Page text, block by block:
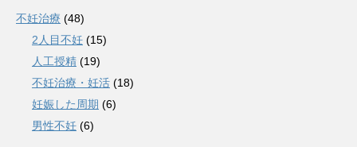
不妊治療 (48)
2人目不妊 (15)
人工授精 (19)
不妊治療・妊活 (18)
妊娠した周期 (6)
男性不妊 (6)